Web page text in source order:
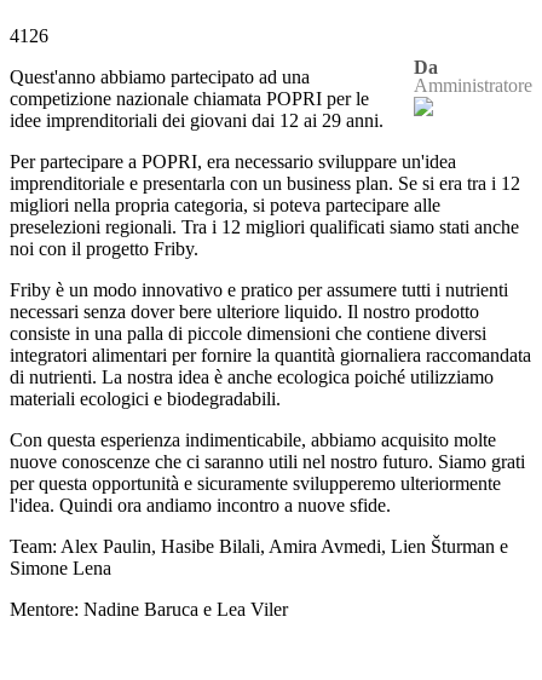
4126
Da
Amministratore
Quest'anno abbiamo partecipato ad una
competizione nazionale chiamata POPRI per le
idee imprenditoriali dei giovani dai 12 ai 29 anni.
Per partecipare a POPRI, era necessario sviluppare un'idea
imprenditoriale e presentarla con un business plan. Se si era tra i 12
migliori nella propria categoria, si poteva partecipare alle
preselezioni regionali. Tra i 12 migliori qualificati siamo stati anche
noi con il progetto Friby.
Friby è un modo innovativo e pratico per assumere tutti i nutrienti
necessari senza dover bere ulteriore liquido. Il nostro prodotto
consiste in una palla di piccole dimensioni che contiene diversi
integratori alimentari per fornire la quantità giornaliera raccomandata
di nutrienti. La nostra idea è anche ecologica poiché utilizziamo
materiali ecologici e biodegradabili.
Con questa esperienza indimenticabile, abbiamo acquisito molte
nuove conoscenze che ci saranno utili nel nostro futuro. Siamo grati
per questa opportunità e sicuramente svilupperemo ulteriormente
l'idea. Quindi ora andiamo incontro a nuove sfide.
Team: Alex Paulin, Hasibe Bilali, Amira Avmedi, Lien Šturman e
Simone Lena
Mentore: Nadine Baruca e Lea Viler